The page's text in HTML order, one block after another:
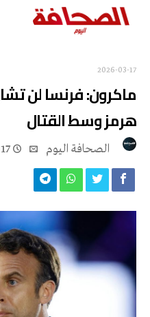
2026-03-17
ماكرون: فرنسا لن
هرمز وسط القتال